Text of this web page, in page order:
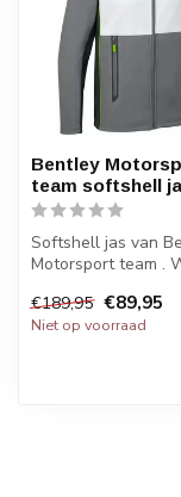
Bentley
team softshell
Softshell jas van
Motorsport team .
€189,95 €89,95
Niet op voorraad